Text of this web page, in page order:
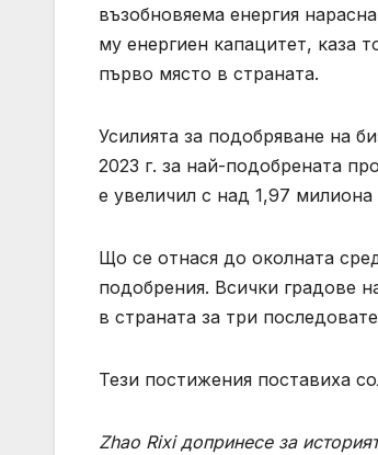
възобновяема енергия
му енергиен капацитет, каза
първо място в страната.
Усилията за подобряване на
2023 г. за най-подобрената
е увеличил с над 1,97 милиона
Що се отнася до околната
подобрения. Всички градове
в страната за три
Тези постижения поставиха
Zhao Rixi допринесе за